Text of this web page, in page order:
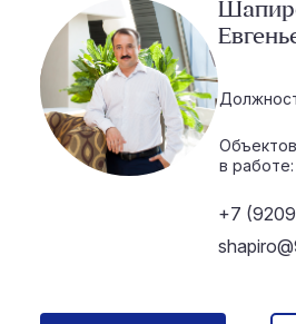
Объектов
в работе:
+7